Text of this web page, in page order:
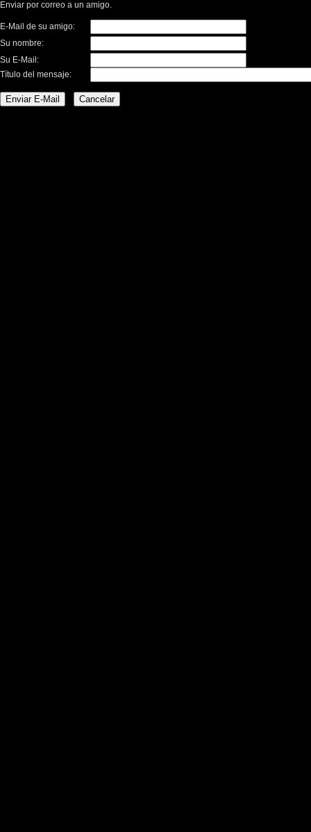
Enviar por correo a un amigo.
E-Mail de su amigo:
Su nombre:
Su E-Mail:
Título del mensaje: